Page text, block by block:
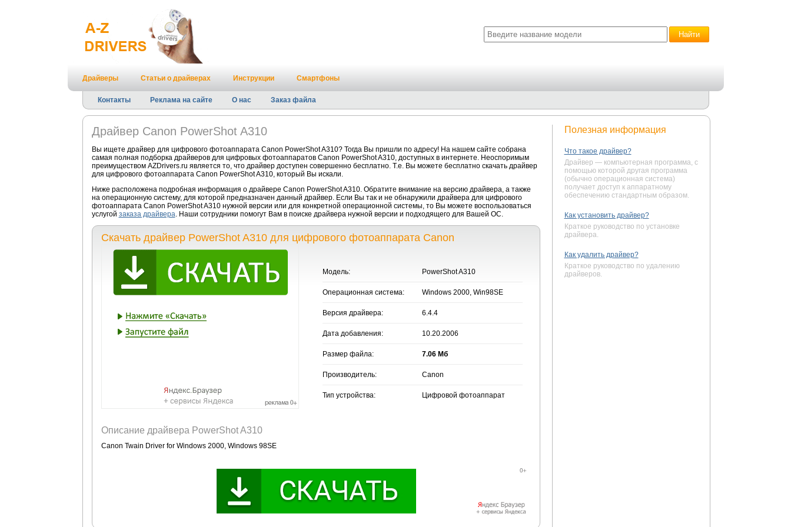
Драйверы Статьи о драйверах Инструкции Смартфоны
Контакты Реклама на сайте О нас Заказ файла
Драйвер Canon PowerShot A310
Вы ищете драйвер для цифрового фотоаппарата Canon PowerShot A310? Тогда Вы пришли по адресу! На нашем сайте собрана
самая полная подборка драйверов для цифровых фотоаппаратов Canon PowerShot A310, доступных в интернете. Неоспоримым
преимуществом AZDrivers.ru является то, что драйвер доступен совершенно бесплатно. Т.е. Вы можете бесплатно скачать драйвер
для цифрового фотоаппарата Canon PowerShot A310, который Вы искали.
Ниже расположена подробная информация о драйвере Canon PowerShot A310. Обратите внимание на версию драйвера, а также
на операционную систему, для которой предназначен данный драйвер. Если Вы так и не обнаружили драйвера для цифрового
фотоаппарата Canon PowerShot A310 нужной версии или для конкретной операционной системы, то Вы можете воспользоваться
услугой заказа драйвера. Наши сотрудники помогут Вам в поиске драйвера нужной версии и подходящего для Вашей ОС.
Скачать драйвер PowerShot A310 для цифрового фотоаппарата Canon
Модель: PowerShot A310
Операционная система: Windows 2000, Win98SE
Версия драйвера: 6.4.4
Дата добавления: 10.20.2006
Размер файла: 7.06 Мб
Производитель: Canon
Тип устройства: Цифровой фотоаппарат
Описание драйвера PowerShot A310
Canon Twain Driver for Windows 2000, Windows 98SE
Полезная информация
Что такое драйвер?
Драйвер — компьютерная программа, с
помощью которой другая программа
(обычно операционная система)
получает доступ к аппаратному
обеспечению стандартным образом.
Как установить драйвер?
Краткое руководство по установке
драйвера.
Как удалить драйвер?
Краткое руководство по удалению
драйверов.